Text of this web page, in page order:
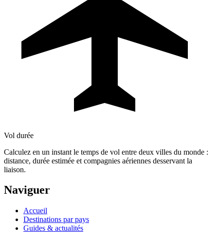
Vol durée
Calculez en un instant le temps de vol entre deux villes du monde :
distance, durée estimée et compagnies aériennes desservant la
liaison.
Naviguer
Accueil
Destinations par pays
Guides & actualités